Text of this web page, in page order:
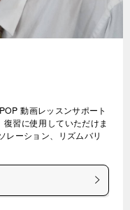
動画レッスンサポート
習に使用していただけま
レーション、リズムバリ